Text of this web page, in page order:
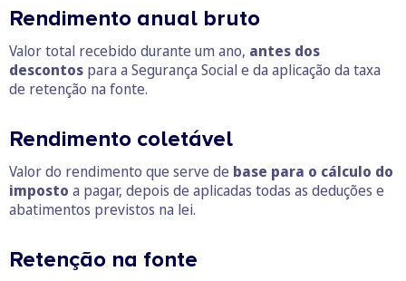
Rendimento anual bruto
Valor total recebido durante um ano, antes dos
descontos para a Segurança Social e da aplicação da taxa
de retenção na fonte.
Rendimento coletável
Valor do rendimento que serve de base para o cálculo do
imposto a pagar, depois de aplicadas todas as deduções e
abatimentos previstos na lei.
Retenção na fonte